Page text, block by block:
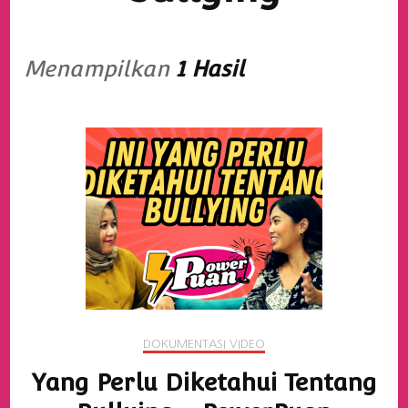
Menampilkan 1 Hasil
DOKUMENTASI VIDEO
Yang Perlu Diketahui Tentang